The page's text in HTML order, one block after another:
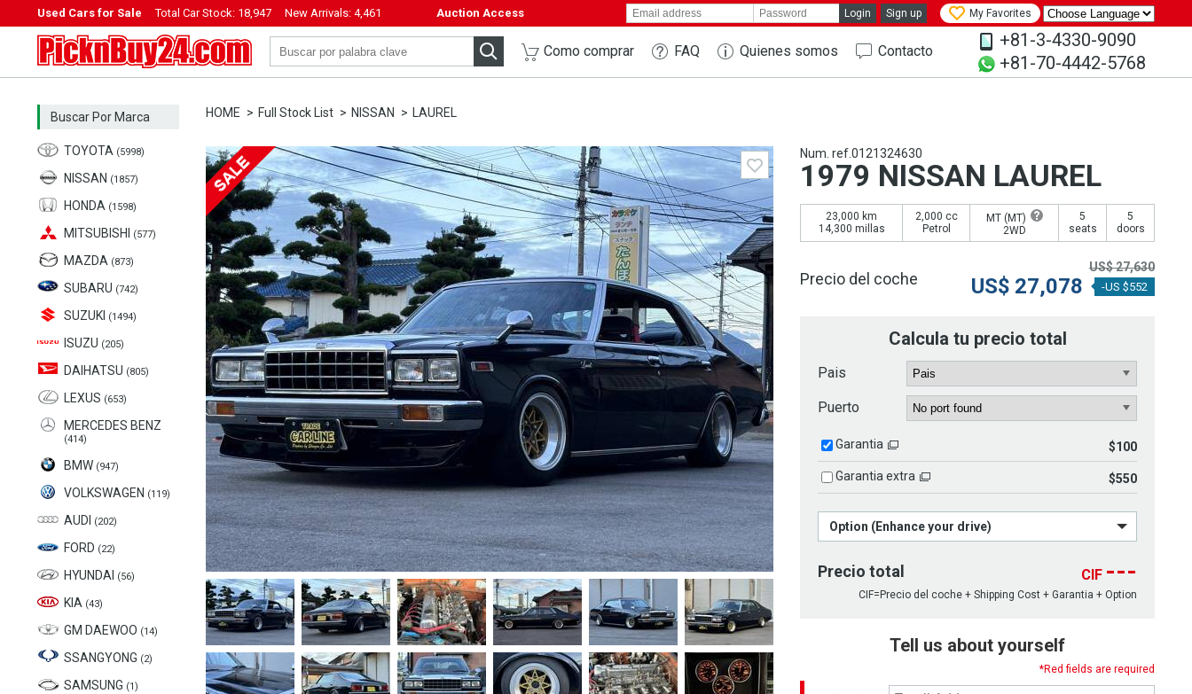
Used Cars for Sale Total Car Stock: 18,947 New Arrivals: 4,461 Auction Access Login Sign up My Favorites
PicknBuy24.com
Como comprar FAQ Quienes somos Contacto
+81-3-4330-9090
+81-70-4442-5768
Buscar Por Marca
TOYOTA (5998)
NISSAN (1857)
HONDA (1598)
MITSUBISHI (577)
MAZDA (873)
SUBARU (742)
SUZUKI (1494)
ISUZU (205)
DAIHATSU (805)
LEXUS (653)
MERCEDES BENZ
(414)
BMW (947)
VOLKSWAGEN (119)
AUDI (202)
FORD (22)
HYUNDAI (56)
KIA (43)
GM DAEWOO (14)
SSANGYONG (2)
SAMSUNG (1)
HOME Full Stock List NISSAN LAUREL
Num. ref.0121324630
1979 NISSAN LAUREL
23,000 km
14,300 millas
2,000 cc
Petrol
MT ( MT)
2WD
5
seats
5
doors
Precio del coche
US$27,630
US$ 27,078 -US $552
Calcula tu precio total
Pais
Puerto
Garantia $100
Garantia extra $550
Option (Enhance your drive)
Precio total CIF ---
CIF=Precio del coche + Shipping Cost + Garantia + Option
Tell us about yourself
*Red fields are required